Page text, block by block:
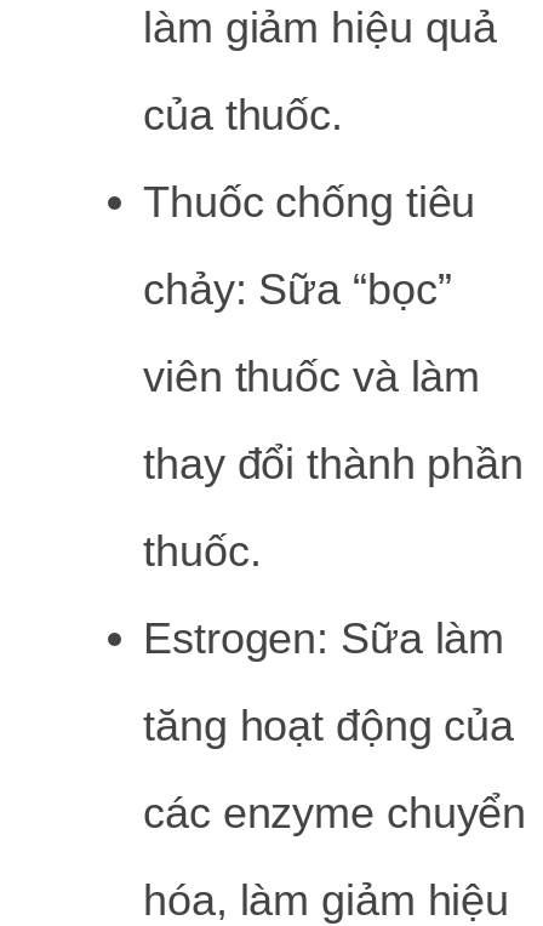
làm giảm hiệu quả
của thuốc.
Thuốc chống tiêu
chảy: Sữa “bọc”
viên thuốc và làm
thay đổi thành phần
thuốc.
Estrogen: Sữa làm
tăng hoạt động của
các enzyme chuyển
hóa, làm giảm hiệu